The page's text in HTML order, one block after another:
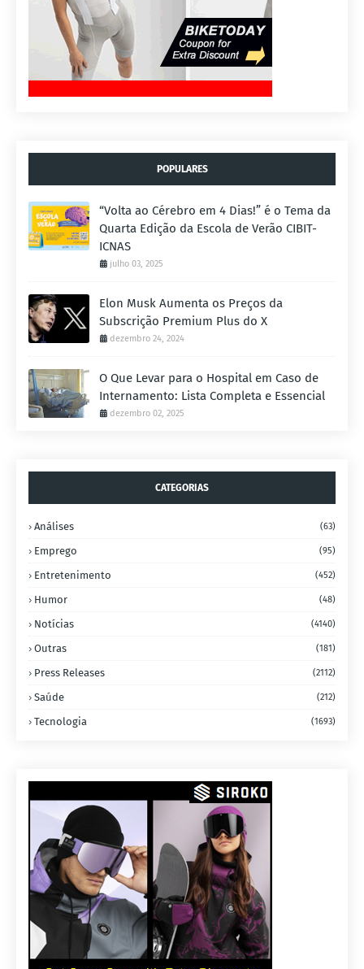
POPULARES
“Volta ao Cérebro em 4 Dias!” é o Tema da
Quarta Edição da Escola de Verão CIBIT-
ICNAS
julho 03, 2025
Elon Musk Aumenta os Preços da
Subscrição Premium Plus do X
dezembro 24, 2024
O Que Levar para o Hospital em Caso de
Internamento: Lista Completa e Essencial
dezembro 02, 2025
CATEGORIAS
Análises (63)
Emprego (95)
Entretenimento (452)
Humor (48)
Notícias (4140)
Outras (181)
Press Releases (2112)
Saúde (212)
Tecnologia (1693)